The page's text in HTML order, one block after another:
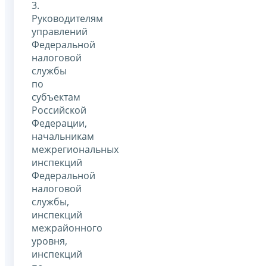
3.
Руководителям
управлений
Федеральной
налоговой
службы
по
субъектам
Российской
Федерации,
начальникам
межрегиональных
инспекций
Федеральной
налоговой
службы,
инспекций
межрайонного
уровня,
инспекций